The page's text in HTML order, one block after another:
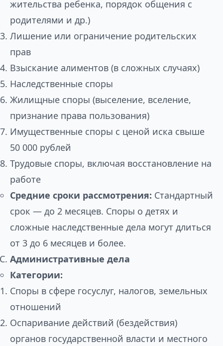
жительства ребенка, порядок общения с
родителями и др.)
Лишение или ограничение родительских
прав
Взыскание алиментов (в сложных случаях)
Наследственные споры
Жилищные споры (выселение, вселение,
признание права пользования)
Имущественные споры с ценой иска свыше
50 000 рублей
Трудовые споры, включая восстановление на
работе
Средние сроки рассмотрения: Стандартный
срок — до 2 месяцев. Споры о детях и
сложные наследственные дела могут длиться
от 3 до 6 месяцев и более.
Административные дела
Категории:
Споры в сфере госуслуг, налогов, земельных
отношений
Оспаривание действий (бездействия)
органов государственной власти и местного